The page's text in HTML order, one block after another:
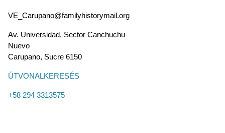
VE_Carupano@familyhistorymail.org
Av. Universidad, Sector Canchuchu
Nuevo
Carupano, Sucre 6150
ÚTVONALKERESÉS
+58 294 3313575